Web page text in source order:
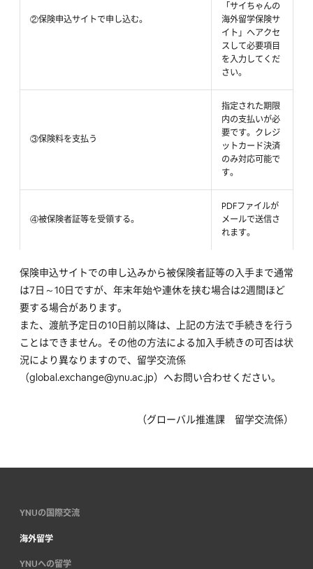
②保険申込サイトで申し込む。
「サイちゃんの
海外留学保険サ
イト」へアクセ
スして必要項目
を入力してくだ
さい。
③保険料を支払う
指定された期限
内の支払いが必
要です。クレジ
ットカード決済
のみ対応可能で
す。
④被保険者証等を受領する。
PDFファイルが
メールで送信さ
れます。
保険申込サイトでの申し込みから被保険者証等の入手まで通常
は7日～10日ですが、年末年始や連休を挟む場合は2週間ほど
要する場合があります。
また、渡航予定日の10日前以降は、上記の方法で手続きを行う
ことはできません。その他の方法による加入手続きの可否は状
況により異なりますので、留学交流係
（global.exchange@ynu.ac.jp）へお問い合わせください。
（グローバル推進課 留学交流係）
YNUの国際交流
海外留学
YNUへの留学